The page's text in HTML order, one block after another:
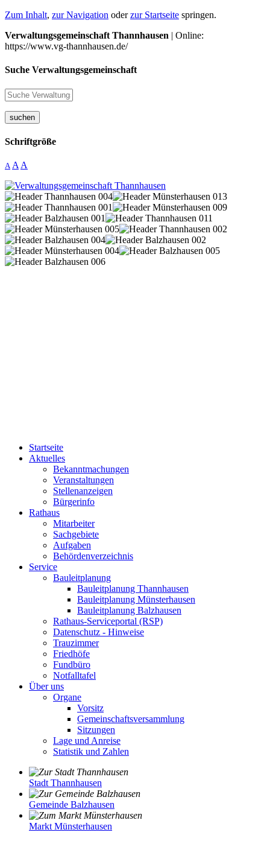
Zum Inhalt, zur Navigation oderzur Startseite springen.
Verwaltungsgemeinschaft Thannhausen | Online:
https://www.vg-thannhausen.de/
Suche Verwaltungsgemeinschaft
suchen
Schriftgröße
A A A
Startseite
Aktuelles
Bekanntmachungen
Veranstaltungen
Stellenanzeigen
Bürgerinfo
Rathaus
Mitarbeiter
Sachgebiete
Aufgaben
Behördenverzeichnis
Service
Bauleitplanung
Bauleitplanung Thannhausen
Bauleitplanung Münsterhausen
Bauleitplanung Balzhausen
Rathaus-Serviceportal (RSP)
Datenschutz - Hinweise
Trauzimmer
Friedhöfe
Fundbüro
Notfalltafel
Über uns
Organe
Vorsitz
Gemeinschaftsversammlung
Sitzungen
Lage und Anreise
Statistik und Zahlen
Stadt Thannhausen
Gemeinde Balzhausen
Markt Münsterhausen